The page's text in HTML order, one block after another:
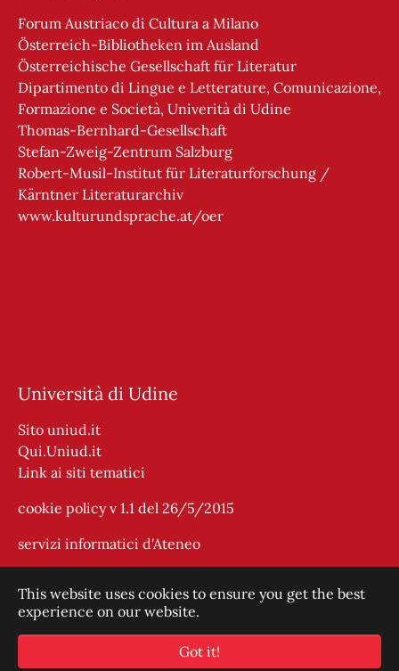
This website uses cookies to ensure you get the best
experience on our website.
Got it!
Forum Austriaco di Cultura a Milano
Österreich-Bibliotheken im Ausland
Österreichische Gesellschaft für Literatur
Dipartimento di Lingue e Letterature, Comunicazione,
Formazione e Società, Univerità di Udine
Thomas-Bernhard-Gesellschaft
Stefan-Zweig-Zentrum Salzburg
Robert-Musil-Institut für Literaturforschung /
Kärntner Literaturarchiv
www.kulturundsprache.at/oer
Università di Udine
Sito uniud.it
Qui.Uniud.it
Link ai siti tematici
cookie policy v 1.1 del 26/5/2015
servizi informatici d'Ateneo
ABA UDINE - Associazione Biblioteca Austriaca /
Biblioteca Austriaca